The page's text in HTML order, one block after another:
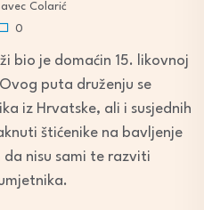
Colarić
0
bio je domaćin 15. likovnoj
puta druženju se
iz Hrvatske, ali i susjednih
štićenike na bavljenje
nisu sami te razviti